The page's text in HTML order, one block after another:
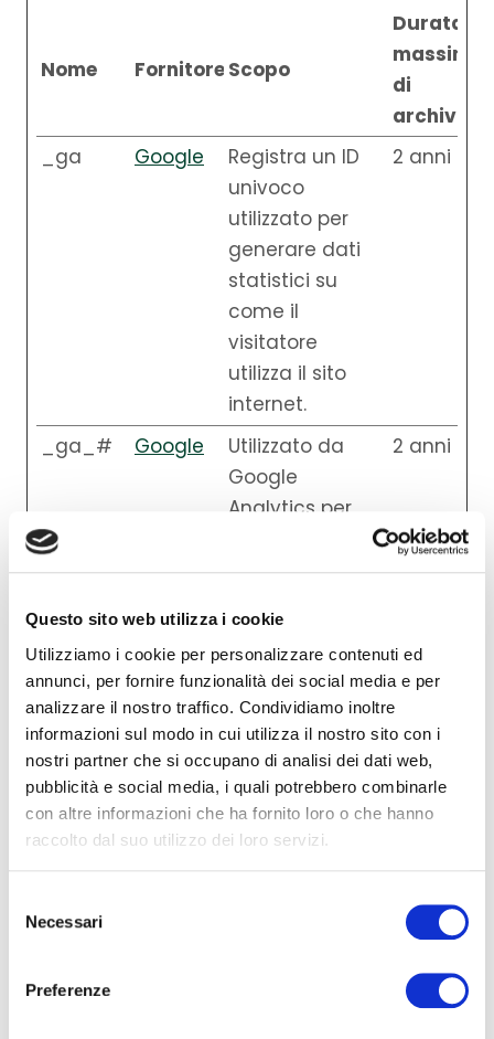
Questo sito web utilizza i cookie
Utilizziamo i cookie per personalizzare contenuti ed
annunci, per fornire funzionalità dei social media e per
analizzare il nostro traffico. Condividiamo inoltre
informazioni sul modo in cui utilizza il nostro sito con i
nostri partner che si occupano di analisi dei dati web,
pubblicità e social media, i quali potrebbero combinarle
con altre informazioni che ha fornito loro o che hanno
raccolto dal suo utilizzo dei loro servizi.
delNecessari
Preferenze
Nome Fornitore Scopo
Durata
massima
di
_ga
Google
Registra un ID
univoco
utilizzato per
generare dati
statistici su
come il
visitatore
utilizza il sito
internet.
2 anni
_ga_# Google
Utilizzato da
Google
Analytics per
raccogliere dati
sul numero di
utente ha
visitato il sito
internet, oltre
che le dati per
la prima visita e
la visita più
recente.
2 anni